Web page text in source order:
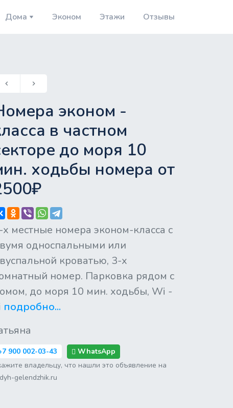
Дома Эконом Этажи Отзывы
keyboard_arrow_left
Previous keyboard_arrow_right
эконом -
в частном
до моря 10
ходьбы номера от
х местные номера эконом-класса с
односпальными или
кроватью, 3-х
номер. Парковка рядом с
до моря 10 мин. ходьбы, Wi -
подробно...
900 002-03-43
WhatsApp
владельцу, что нашли это объявление на
gelendzhik.ru